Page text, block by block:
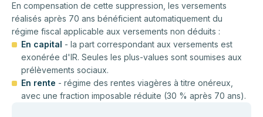
En compensation de cette suppression, les versements
réalisés après 70 ans bénéficient automatiquement du
régime fiscal applicable aux versements non déduits :
En capital - la part correspondant aux versements est
exonérée d'IR. Seules les plus-values sont soumises aux
prélèvements sociaux.
En rente - régime des rentes viagères à titre onéreux,
avec une fraction imposable réduite (30 % après 70 ans).